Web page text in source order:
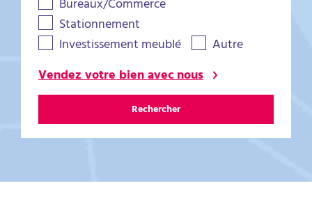
Bureaux/Commerce
Stationnement
Investissement meublé
Autre
Vendez votre bien avec nous
Rechercher